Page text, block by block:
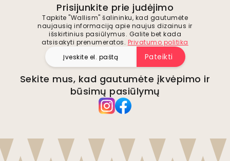
Prisijunkite prie judėjimo
Tapkite "Wallism" šalininku, kad gautumėte
naujausią informaciją apie naujus dizainus ir
išskirtinius pasiūlymus. Galite bet kada
atsisakyti prenumeratos. Privatumo politika
Pateikti
Sekite mus, kad gautumėte įkvėpimo ir
būsimų pasiūlymų